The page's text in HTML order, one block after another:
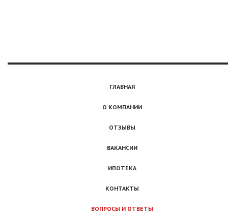
ГЛАВНАЯ
О КОМПАНИИ
ОТЗЫВЫ
ВАКАНСИИ
ИПОТЕКА
КОНТАКТЫ
ВОПРОСЫ И ОТВЕТЫ